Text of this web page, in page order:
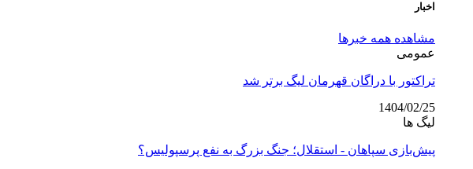
اخبار
مشاهده همه خبرها
عمومی
تراکتور با دراگان قهرمان لیگ برتر شد
1404/02/25
لیگ ها
پیش‌بازی سپاهان - استقلال؛ جنگ بزرگ به نفع پرسپولیس؟